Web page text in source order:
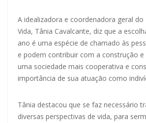
A idealizadora e coordenadora geral
Vida, Tânia Cavalcante, diz que a
ano é uma espécie de chamado às
e podem contribuir com a construção
uma sociedade mais cooperativa e
importância de sua atuação como
Tânia destacou que se faz necessário
diversas perspectivas de vida, para